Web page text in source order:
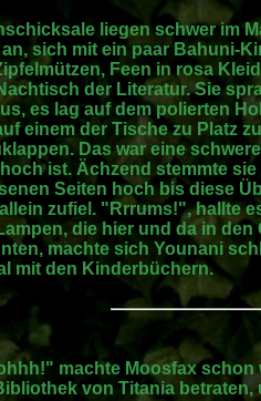
liegen schwer im
sich mit ein paar Bahuni-
Feen in rosa
der Literatur. Sie
es lag auf dem polierten
einem der Tische zu Platz
Das war eine
ist. Ächzend stemmte
Seiten hoch bis diese
zufiel. "Rrrums!", hallte
die hier und da in
machte sich Younani
mit den Kinderbüchern.
machte Moosfax schon
von Titania